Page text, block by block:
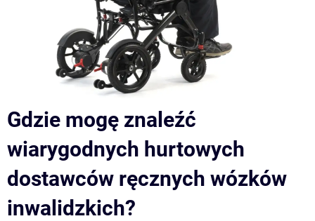
Gdzie mogę znaleźć
wiarygodnych hurtowych
dostawców ręcznych wózków
inwalidzkich?